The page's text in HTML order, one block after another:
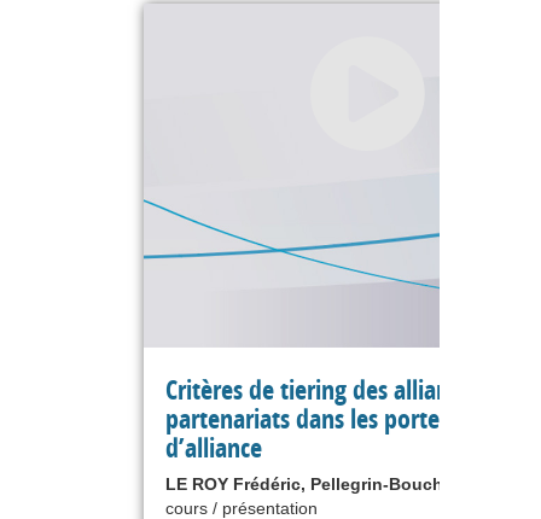
Critères de tiering des alliances et
partenariats dans les portefeuilles
d’alliance
LE ROY Frédéric, Pellegrin-Boucher Estelle
cours / présentation